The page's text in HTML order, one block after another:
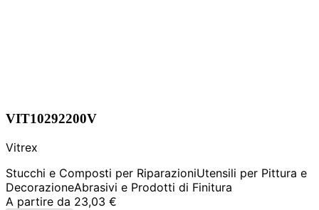
VIT10292200V
Vitrex
Stucchi e Composti per RiparazioniUtensili per Pittura e
DecorazioneAbrasivi e Prodotti di Finitura
A partire da 23,03 €